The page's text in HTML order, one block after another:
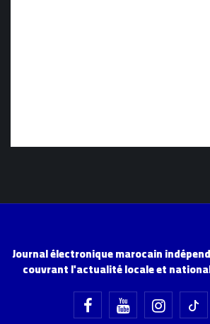
Journal électronique marocain
couvrant l'actualité locale et